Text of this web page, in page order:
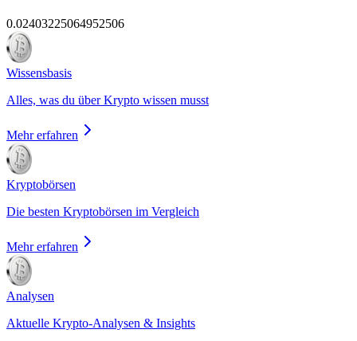
0.02403225064952506
Wissensbasis
Alles, was du über Krypto wissen musst
Mehr erfahren
Kryptobörsen
Die besten Kryptobörsen im Vergleich
Mehr erfahren
Analysen
Aktuelle Krypto-Analysen & Insights